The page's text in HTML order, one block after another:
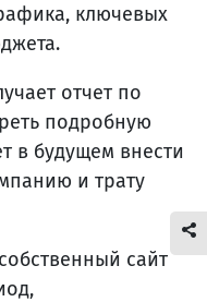
ключевых
отчет по
подробную
в будущем внести
и трату
сайт